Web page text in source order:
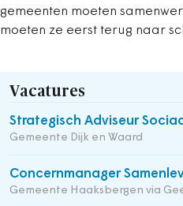
gemeenten moeten
moeten ze eerst terug naar
Vacatures
Strategisch Adviseur
Gemeente Dijk en Waard
Concernmanager
Gemeente Haaksbergen via